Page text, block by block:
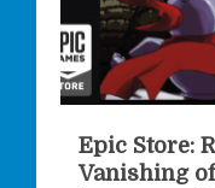
Epic Store:
Vanishing